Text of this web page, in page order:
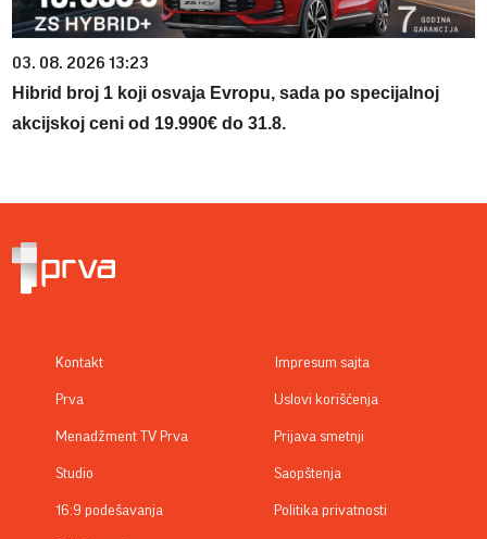
03. 08. 2026 13:23
Hibrid broj 1 koji osvaja Evropu, sada po specijalnoj
akcijskoj ceni od 19.990€ do 31.8.
Kontakt
Prva
Menadžment TV Prva
Studio
16:9 podešavanja
Impresum sajta
Uslovi korišćenja
Prijava smetnji
Saopštenja
Politika privatnosti